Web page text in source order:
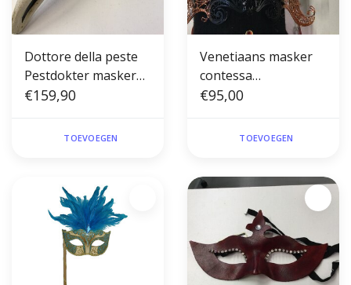
Dottore della peste
Pestdokter masker
Pest
€159,90
TOEVOEGEN
Venetiaans masker
contessa
zwart/brons
€95,00
TOEVOEGEN